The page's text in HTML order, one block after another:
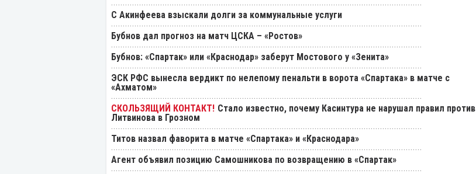
С Акинфеева взыскали долги за коммунальные услуги
Бубнов дал прогноз на матч ЦСКА – «Ростов»
Бубнов: «Спартак» или «Краснодар» заберут Мостового у «Зенита»
ЭСК РФС вынесла вердикт по нелепому пенальти в ворота «Спартака» в матче с
«Ахматом»
Стало известно, почему Касинтура не нарушал правил против
Литвинова в Грозном
Титов назвал фаворита в матче «Спартака» и «Краснодара»
Агент объявил позицию Самошникова по возвращению в «Спартак»